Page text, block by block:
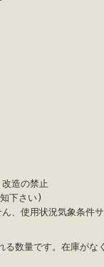
造の禁止
下さい)
、使用状況気象条件
数量です。在庫がな